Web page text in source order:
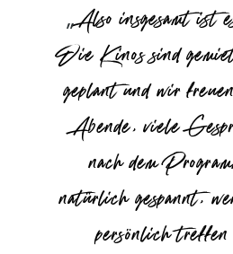
Also insgesamt ist
Die Kinos sind
geplant und wir
Abende, viele
nach dem
natürlich gespannt,
persönlich